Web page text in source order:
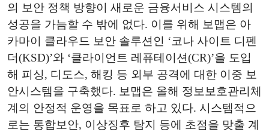
의 보안 정책 방향이 새로운 금융서비스 시스템의
성공을 가늠할 수 밖에 없다. 이를 위해 보맵은 아
카마이 클라우드 보안 솔루션인 ‘코나 사이트 디펜
더(KSD)’와 ‘클라이언트 레퓨테이션(CR)’을 도입
해 피싱, 디도스, 해킹 등 외부 공격에 대한 이중 보
안시스템을 구축했다. 보맵은 올해 정보보호관리체
계의 안정적 운영을 목표로 하고 있다. 시스템적으
로는 통합보안, 이상징후 탐지 등에 초점을 맞출 계